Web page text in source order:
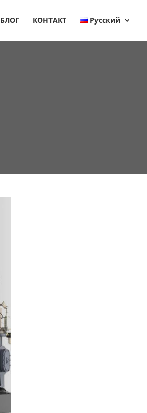
БЛОГ КОНТАКТ Русский